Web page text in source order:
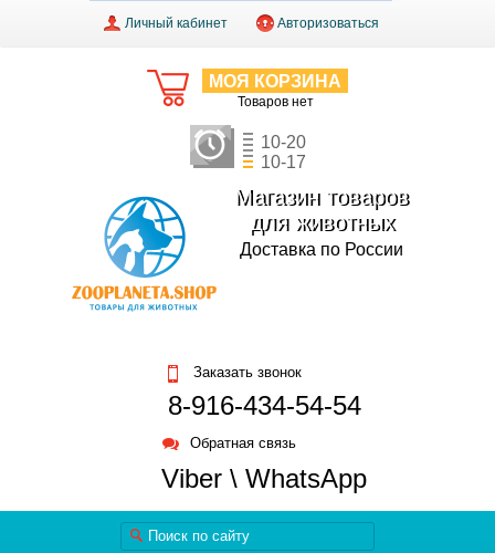
Личный кабинет Авторизоваться
МОЯ КОРЗИНА
Товаров нет
10-20
10-17
Магазин товаров
для животных
Доставка по России
Заказать звонок
8-916-434-54-54
Обратная связь
Viber \ WhatsApp